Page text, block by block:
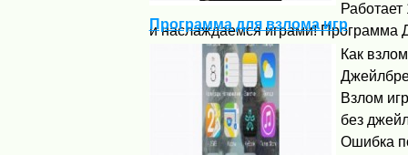
и наслаждаемся играми! Программа
Программа для взлома игр
Как
Взлом
без
Ошибка